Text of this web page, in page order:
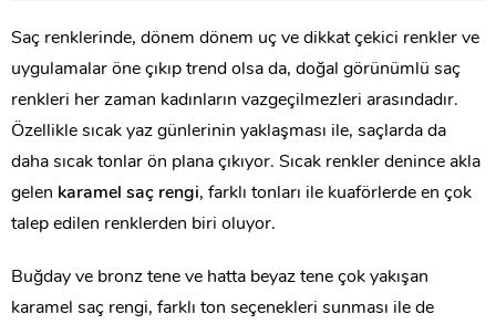
Saç renklerinde, dönem dönem uç ve dikkat çekici renkler ve
uygulamalar öne çıkıp trend olsa da, doğal görünümlü saç
renkleri her zaman kadınların vazgeçilmezleri arasındadır.
Özellikle sıcak yaz günlerinin yaklaşması ile, saçlarda da
daha sıcak tonlar ön plana çıkıyor. Sıcak renkler denince akla
gelen karamel saç rengi, farklı tonları ile kuaförlerde en çok
talep edilen renklerden biri oluyor.
Buğday ve bronz tene ve hatta beyaz tene çok yakışan
karamel saç rengi, farklı ton seçenekleri sunması ile de